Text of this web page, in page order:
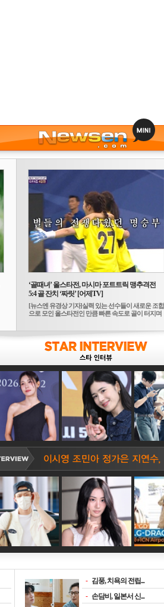
‘골때녀’ 올스타전, 마시마 포트트릭 맹추격전
5:4 골 잔치 ‘짜릿’ [어제TV]
[뉴스엔 유경상 기자]실력 있는 선수들이 새로운 조합
으로 모인 올스타전인 만큼 빠른 속도로 골이 터지며
- 김풍, 치욕의 전립...
- 손담비, 일본서 신...